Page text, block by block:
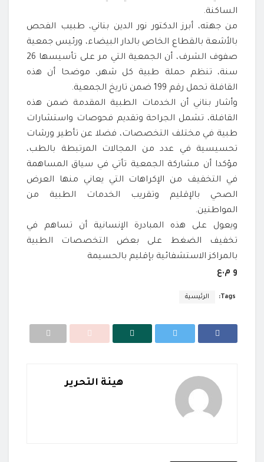
الساكنة.
من جهته، أبرز الدكتور نور الدين بناني، طبيب الفحص
بالأشعة بالقطاع الخاص بالدار البيضاء، ورئيس جمعية
صفوف الشرف، أن الجمعية التي مر على تأسيسها 26
سنة، تنظم حملة طبية كل شهر، موضحا أن هذه
القافلة تحمل رقم 199 ضمن تاريخ الجمعية.
وأشار بناني أن الخدمات الطبية المقدمة ضمن هذه
القافلة، تشمل الجراحة وتقديم فحوصات واستشارات
طبية في مختلف التخصصات، فضلا عن تأطير ورشات
تحسيسية في عدد من المجالات المرتبطة بالطب،
مؤكدا أن مشاركة الجمعية تأتي في سياق المساهمة
في التخفيف من الإكراهات التي يعاني منها العرض
الصحي بالإقليم وتقريب الخدمات الطبية من
المواطنين.
ويعول على هذه المبادرة الإنسانية أن تساهم في
تخفيف الضغط على بعض التخصصات الطبية
بالمراكز الاستشفائية بإقليم بالحسيمة
و م.ع
Tags: الرئيسية
هيئة التحرير